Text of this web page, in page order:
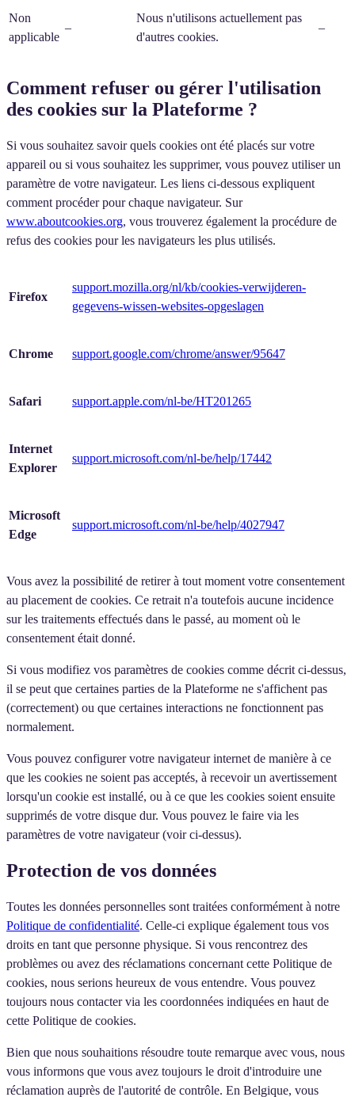
Non
applicable
–
Nous n'utilisons actuellement pas
d'autres cookies.
–
Comment refuser ou gérer l'utilisation
des cookies sur la Plateforme ?
Si vous souhaitez savoir quels cookies ont été placés sur votre
appareil ou si vous souhaitez les supprimer, vous pouvez utiliser un
paramètre de votre navigateur. Les liens ci-dessous expliquent
comment procéder pour chaque navigateur. Sur
www.aboutcookies.org, vous trouverez également la procédure de
refus des cookies pour les navigateurs les plus utilisés.
Firefox
support.mozilla.org/nl/kb/cookies-verwijderen-
gegevens-wissen-websites-opgeslagen
Chrome support.google.com/chrome/answer/95647
Safari support.apple.com/nl-be/HT201265
Internet
Explorer
support.microsoft.com/nl-be/help/17442
Microsoft
Edge
support.microsoft.com/nl-be/help/4027947
Vous avez la possibilité de retirer à tout moment votre consentement
au placement de cookies. Ce retrait n'a toutefois aucune incidence
sur les traitements effectués dans le passé, au moment où le
consentement était donné.
Si vous modifiez vos paramètres de cookies comme décrit ci-dessus,
il se peut que certaines parties de la Plateforme ne s'affichent pas
(correctement) ou que certaines interactions ne fonctionnent pas
normalement.
Vous pouvez configurer votre navigateur internet de manière à ce
que les cookies ne soient pas acceptés, à recevoir un avertissement
lorsqu'un cookie est installé, ou à ce que les cookies soient ensuite
supprimés de votre disque dur. Vous pouvez le faire via les
paramètres de votre navigateur (voir ci-dessus).
Protection de vos données
Toutes les données personnelles sont traitées conformément à notre
Politique de confidentialité. Celle-ci explique également tous vos
droits en tant que personne physique. Si vous rencontrez des
problèmes ou avez des réclamations concernant cette Politique de
cookies, nous serions heureux de vous entendre. Vous pouvez
toujours nous contacter via les coordonnées indiquées en haut de
cette Politique de cookies.
Bien que nous souhaitions résoudre toute remarque avec vous, nous
vous informons que vous avez toujours le droit d'introduire une
réclamation auprès de l'autorité de contrôle. En Belgique, vous